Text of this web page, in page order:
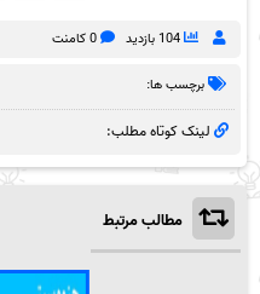
104 بازدید 0 کامنت
برچسب ها:
لینک کوتاه مطلب:
مطالب مرتبط